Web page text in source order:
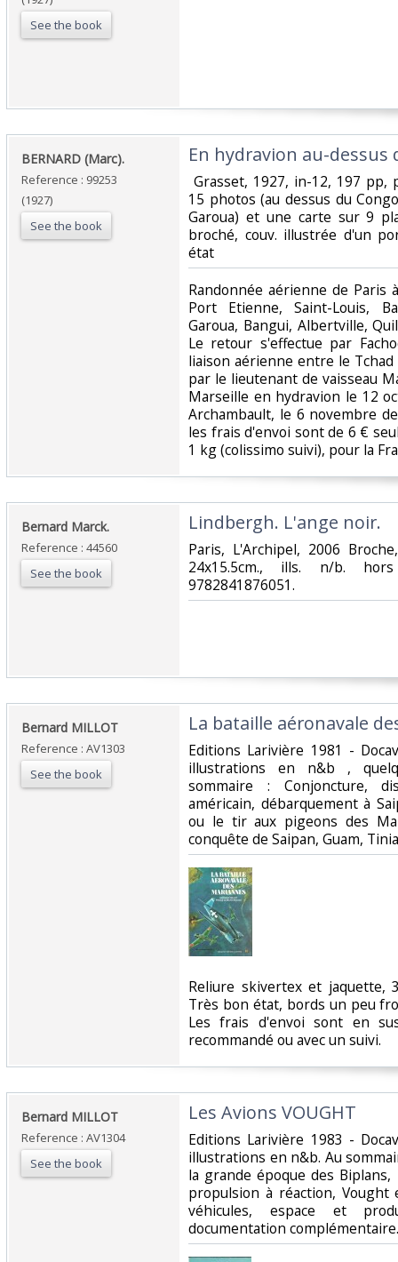
See the book
‎BERNARD (Marc).‎
Reference : 99253
(1927)
See the book
‎En hydravion au-
Grasset, 1927, in-12, 197 pp,
15 photos (au dessus du
Garoua) et une carte sur 9
broché, couv. illustrée d'un
état‎
‎Randonnée aérienne de Paris
Port Etienne, Saint-Louis,
Garoua, Bangui, Albertville,
Le retour s'effectue par
liaison aérienne entre le
par le lieutenant de vaisseau
Marseille en hydravion le 12
Archambault, le 6 novembre
les frais d'envoi sont de 6 €
1 kg (colissimo suivi), pour la
‎Bernard Marck.‎
Reference : 44560
See the book
‎Lindbergh. L'ange noir.‎
‎Paris, L'Archipel, 2006
24x15.5cm., ills. n/b.
9782841876051.‎
‎Bernard MILLOT‎
Reference : AV1303
See the book
‎La bataille aéronavale
‎Editions Larivière 1981 -
illustrations en n&b ,
sommaire : Conjoncture,
américain, débarquement à
ou le tir aux pigeons des
conquête de Saipan, Guam,
‎Reliure skivertex et jaquette,
Très bon état, bords un peu
Les frais d'envoi sont en
recommandé ou avec un suivi.‎
‎Bernard MILLOT‎
Reference : AV1304
See the book
‎Les Avions VOUGHT‎
‎Editions Larivière 1983 -
illustrations en n&b. Au
la grande époque des
propulsion à réaction, Vought
véhicules, espace et
documentation complémentaire.‎